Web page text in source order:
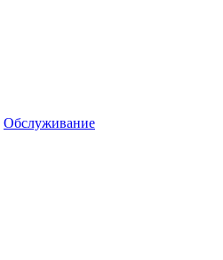
Обслуживание